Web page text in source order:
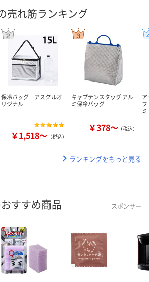
売れ筋ランキング
保冷バッグ アスクルオ
リジナル
￥1,518～ （税込）
キャプテンスタッグ アル
ミ保冷バッグ
￥378～ （税込）
ミ
ランキングをもっと見る
すすめ商品 スポンサー